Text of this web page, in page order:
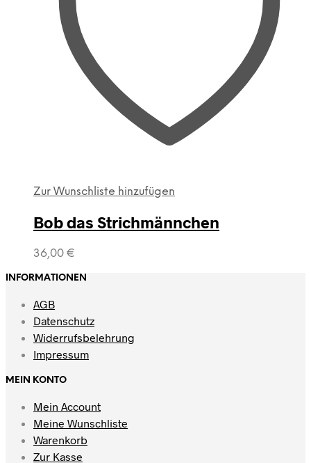
Zur Wunschliste hinzufügen
Bob das Strichmännchen
36,00 €
weist
auf.
Die
Optionen
können
gewählt
werden
INFORMATIONEN
AGB
Datenschutz
Widerrufsbelehrung
Impressum
MEIN KONTO
Mein Account
Meine Wunschliste
Warenkorb
Zur Kasse